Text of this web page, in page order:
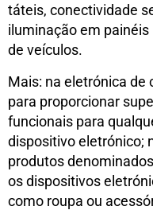
táteis, conectividade
iluminação em
de veículos.
Mais: na eletrónica de
para proporcionar
funcionais para
dispositivo eletrónico;
produtos denominados
os dispositivos
como roupa ou